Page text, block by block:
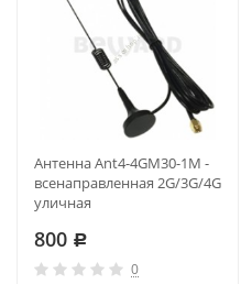
Антенна Ant4-4GM30-1M -
всенаправленная 2G/3G/4G
уличная
800 Р
0